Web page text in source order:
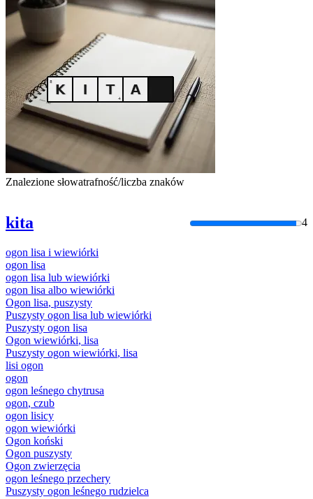
Znalezione słowatrafność/liczba znaków
kita 4
ogon lisa i wiewiórki
ogon lisa
ogon lisa lub wiewiórki
ogon lisa albo wiewiórki
Ogon lisa, puszysty
Puszysty ogon lisa lub wiewiórki
Puszysty ogon lisa
Ogon wiewiórki, lisa
Puszysty ogon wiewiórki, lisa
lisi ogon
ogon
ogon leśnego chytrusa
ogon, czub
ogon lisicy
ogon wiewiórki
Ogon koński
Ogon puszysty
Ogon zwierzęcia
ogon leśnego przechery
Puszysty ogon leśnego rudzielca